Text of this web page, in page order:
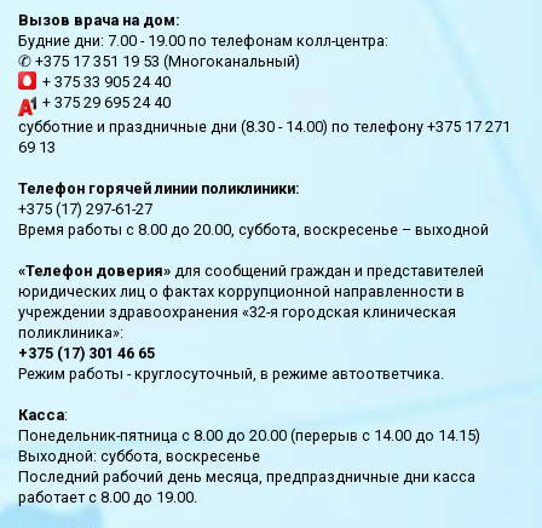
Вызов врача на дом:
Будние дни: 7.00 - 19.00 по телефонам колл-центра:
✆ +375 17 351 19 53 (Многоканальный)
+ 375 33 905 24 40
+ 375 29 695 24 40
субботние и праздничные дни (8.30 - 14.00) по телефону +375 17 271
69 13
Телефон горячей линии поликлиники:
+375 (17) 297-61-27
Время работы с 8.00 до 20.00, суббота, воскресенье – выходной
«Телефон доверия» для сообщений граждан и представителей
юридических лиц о фактах коррупционной направленности в
учреждении здравоохранения «32-я городская клиническая
поликлиника»:
+375 (17) 301 46 65
Режим работы - круглосуточный, в режиме автоответчика.
Касса:
Понедельник-пятница с 8.00 до 20.00 (перерыв с 14.00 до 14.15)
Выходной: суббота, воскресенье
Последний рабочий день месяца, предпраздничные дни касса
работает с 8.00 до 19.00.